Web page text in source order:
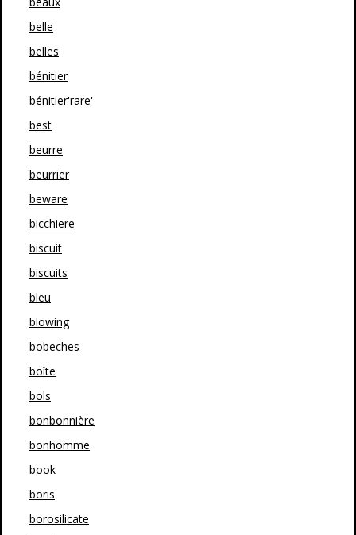
belle
belles
bénitier
bénitier'rare'
best
beurre
beurrier
beware
bicchiere
biscuit
biscuits
bleu
blowing
bobeches
boîte
bols
bonbonnière
bonhomme
book
boris
borosilicate